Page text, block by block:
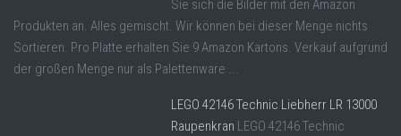
Sie sich die Bilder mit den Amazon
Produkten an. Alles gemischt. Wir können bei dieser Menge nichts
Sortieren. Pro Platte erhalten Sie 9 Amazon Kartons. Verkauf aufgrund
der großen Menge nur als Palettenware ...
LEGO 42146 Technic Liebherr LR 13000
Raupenkran LEGO 42146 Technic